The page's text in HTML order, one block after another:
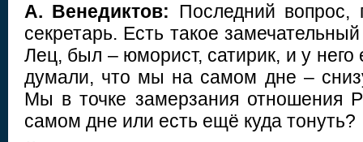
А. Венедиктов: Последний вопрос,
секретарь. Есть такое
Лец, был – юморист, сатирик, и у
думали, что мы на самом дне –
Мы в точке замерзания
самом дне или есть ещё куда тонуть?